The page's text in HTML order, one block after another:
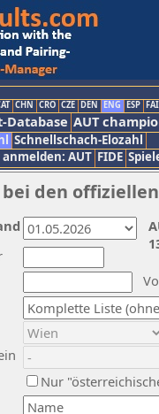
CHN CRO CZE DEN ENG ESP FAI
Database AUT
Schnellschach-Elozahl
AUT FIDE
den
Nur